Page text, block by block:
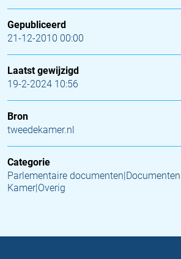
Gepubliceerd
21-12-2010 00:00
Laatst gewijzigd
19-2-2024 10:56
Bron
tweedekamer.nl
Categorie
Parlementaire
Kamer|Overig